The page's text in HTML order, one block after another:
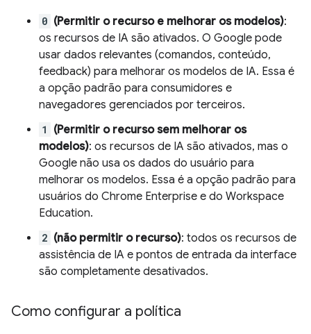
0 (Permitir o recurso e melhorar os modelos):
os recursos de IA são ativados. O Google pode
usar dados relevantes (comandos, conteúdo,
feedback) para melhorar os modelos de IA. Essa é
a opção padrão para consumidores e
navegadores gerenciados por terceiros.
1
(Permitir o recurso sem melhorar os
modelos): os recursos de IA são ativados, mas o
Google não usa os dados do usuário para
melhorar os modelos. Essa é a opção padrão para
usuários do Chrome Enterprise e do Workspace
Education.
2 (não permitir o recurso): todos os recursos de
assistência de IA e pontos de entrada da interface
são completamente desativados.
Como configurar a política